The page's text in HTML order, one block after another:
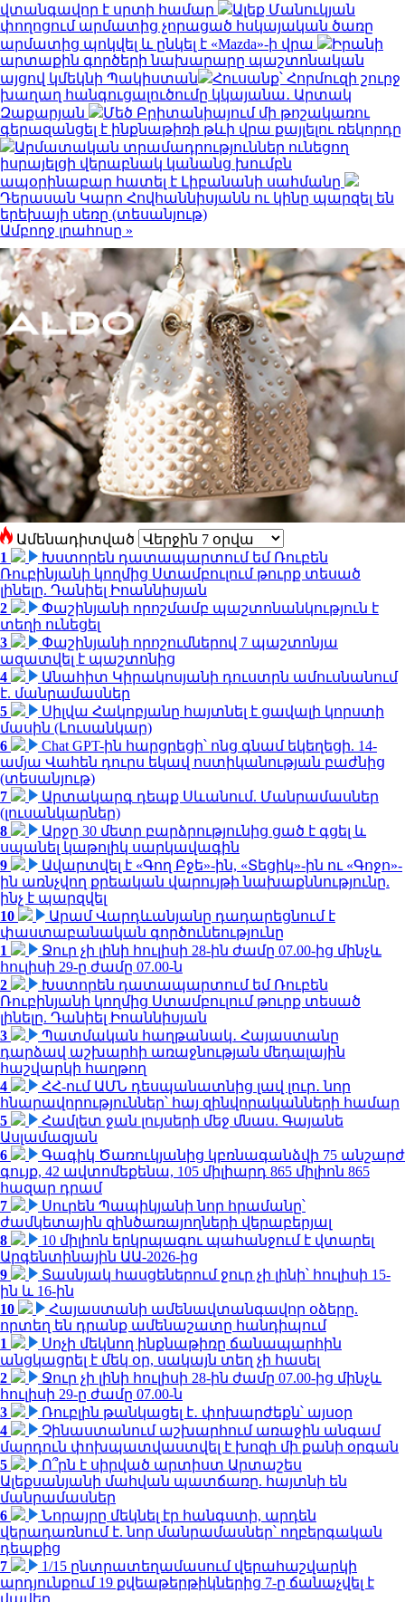
վտանգավոր է սրտի համար
Ալեք Մանուկյան
փողոցում արմատից չորացած հսկայական ծառը
արմատից պոկվել և ընկել է «Mazda»-ի վրա
Իրանի
արտաքին գործերի նախարարը պաշտոնական
այցով կմեկնի Պակիստան
Հուսանք՝ Հորմուզի շուրջ
խաղաղ հանգուցալուծումը կկայանա․ Արտակ
Զաքարյան
Մեծ Բրիտանիայում մի թոշակառու
գերազանցել է ինքնաթիռի թևի վրա քայլելու ռեկորդը
Արմատական տրամադրություններ ունեցող
իսրայելցի վերաբնակ կանանց խումբն
ապօրինաբար հատել է Լիբանանի սահմանը
Դերասան Կարո Հովհաննիսյանն ու կինը պարզել են
երեխայի սեռը (տեսանյութ)
Ամբողջ լրահոսը »
Ամենադիտված
1
Խստորեն դատապարտում եմ Ռուբեն
Ռուբինյանի կողմից Ստամբուլում թուրք տեսած
լինելը. Դանիել Իոաննիսյան
2
Փաշինյանի որոշմամբ պաշտոնանկություն է
տեղի ունեցել
3
Փաշինյանի որոշումներով 7 պաշտոնյա
ազատվել է պաշտոնից
4
Անահիտ Կիրակոսյանի դուստրն ամուսնանում
է. մանրամասներ
5
Սիլվա Հակոբյանը հայտնել է ցավալի կորստի
մասին (Լուսանկար)
6
Chat GPT-ին հարցրեցի՝ ոնց գնամ եկեղեցի. 14-
ամյա Վահեն դուրս եկավ ոստիկանության բաժնից
(տեսանյութ)
7
Արտակարգ դեպք Սևանում. Մանրամասներ
(լուսանկարներ)
8
Արջը 30 մետր բարձրությունից ցած է գցել և
սպանել կաթոլիկ սարկավագին
9
Ավարտվել է «Գող Բջե»-ին, «Տեցիկ»-ին ու «Գոջո»-
ին առնչվող քրեական վարույթի նախաքննությունը.
ինչ է պարզվել
10
Արամ Վարդևանյանը դադարեցնում է
փաստաբանական գործունեությունը
1
Ջուր չի լինի հուլիսի 28-ին ժամը 07.00-ից մինչև
հուլիսի 29-ը ժամը 07.00-ն
2
Խստորեն դատապարտում եմ Ռուբեն
Ռուբինյանի կողմից Ստամբուլում թուրք տեսած
լինելը. Դանիել Իոաննիսյան
3
Պատմական հաղթանակ․ Հայաստանը
դարձավ աշխարհի առաջնության մեդալային
հաշվարկի հաղթող
4
ՀՀ-ում ԱՄՆ դեսպանատնից լավ լուր․ նոր
հնարավորություններ՝ հայ զինվորականների համար
5
Համլետ ջան լույսերի մեջ մնաս. Գայանե
Ասլամազյան
6
Գագիկ Ծառուկյանից կբռնագանձվի 75 անշարժ
գույք, 42 ավտոմեքենա, 105 միլիարդ 865 միլիոն 865
հազար դրամ
7
Սուրեն Պապիկյանի նոր հրամանը՝
ժամկետային զինծառայողների վերաբերյալ
8
10 միլիոն երկրպագու պահանջում է վտարել
Արգենտինային ԱԱ-2026-ից
9
Տասնյակ հասցեներում ջուր չի լինի՝ հուլիսի 15-
ին և 16-ին
10
Հայաստանի ամենավտանգավոր օձերը.
որտեղ են դրանք ամենաշատը հանդիպում
1
Սոչի մեկնող ինքնաթիռը ճանապարհին
անցկացրել է մեկ օր, սակայն տեղ չի հասել
2
Ջուր չի լինի հուլիսի 28-ին ժամը 07.00-ից մինչև
հուլիսի 29-ը ժամը 07.00-ն
3
Ռուբլին թանկացել է․ փոխարժեքն՝ այսօր
4
Չինաստանում աշխարհում առաջին անգամ
մարդուն փոխպատվաստվել է խոզի մի քանի օրգան
5
Ո՞րն է սիրված արտիստ Արտաշես
Ալեքսանյանի մահվան պատճառը. հայտնի են
մանրամասներ
6
Նորայրը մեկնել էր հանգստի, արդեն
վերադառնում է. նոր մանրամասներ՝ ողբերգական
դեպքից
7
1/15 ընտրատեղամասում վերահաշվարկի
արդյունքում 19 քվեաթերթիկներից 7-ը ճանաչվել է
վավեր